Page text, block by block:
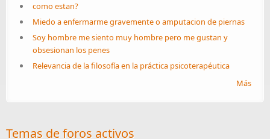
como estan?
Miedo a enfermarme gravemente o amputacion de piernas
Soy hombre me siento muy hombre pero me gustan y
obsesionan los penes
Relevancia de la filosofía en la práctica psicoterapéutica
Más
Temas de foros activos